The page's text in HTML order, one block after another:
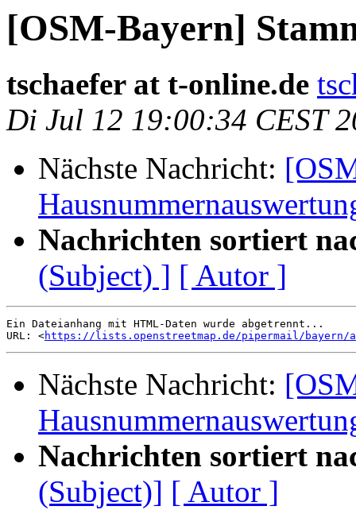
[OSM-Bayern]
tschaefer at t-online.de
Di Jul 12 19:00:34 CEST
Nächste Nachricht:
Nachrichten sortiert
(Subject) ] [ Autor ]
Ein Dateianhang mit HTML-Daten wurde abgetrennt...
URL: <https://lists.openstreetmap.de/pipermail/bayern/
Nächste Nachricht:
Nachrichten sortiert
(Subject)] [ Autor ]